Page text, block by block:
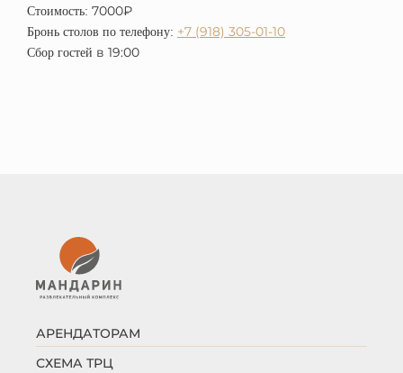
Стоимость: 7000₽
Бронь столов по телефону: +7 (918) 305-01-10
Сбор гостей в 19:00
АРЕНДАТОРАМ
СХЕМА ТРЦ